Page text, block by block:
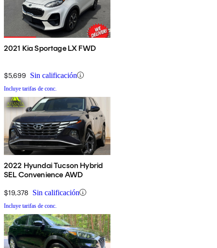
2021 Kia Sportage LX FWD
$5,699 Sin calificación
Incluye tarifas de conc.
2022 Hyundai Tucson Hybrid
SEL Convenience AWD
$19,378 Sin calificación
Incluye tarifas de conc.